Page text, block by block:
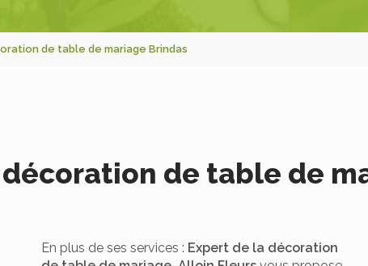
de table de mariage Brindas
de table de
En plus de ses services : Expert de la décoration